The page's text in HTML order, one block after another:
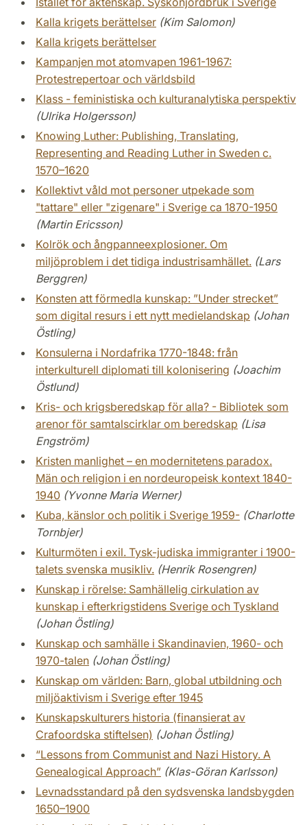
Kalla krigets berättelser (Kim Salomon)
Kalla krigets berättelser
Kampanjen mot atomvapen 1961-1967:
Protestrepertoar och världsbild
Klass - feministiska och kulturanalytiska perspektiv
(Ulrika Holgersson)
Knowing Luther: Publishing, Translating,
Representing and Reading Luther in Sweden c.
1570–1620
Kollektivt våld mot personer utpekade som
"tattare" eller "zigenare" i Sverige ca 1870-1950
(Martin Ericsson)
Kolrök och ångpanneexplosioner. Om
miljöproblem i det tidiga industrisamhället. (Lars
Berggren)
Konsten att förmedla kunskap: ”Under strecket”
som digital resurs i ett nytt medielandskap (Johan
Östling)
Konsulerna i Nordafrika 1770-1848: från
interkulturell diplomati till kolonisering (Joachim
Östlund)
Kris- och krigsberedskap för alla? - Bibliotek som
arenor för samtalscirklar om beredskap (Lisa
Engström)
Kristen manlighet – en modernitetens paradox.
Män och religion i en nordeuropeisk kontext 1840-
1940 (Yvonne Maria Werner)
Kuba, känslor och politik i Sverige 1959- (Charlotte
Tornbjer)
Kulturmöten i exil. Tysk-judiska immigranter i 1900-
talets svenska musikliv. (Henrik Rosengren)
Kunskap i rörelse: Samhällelig cirkulation av
kunskap i efterkrigstidens Sverige och Tyskland
(Johan Östling)
Kunskap och samhälle i Skandinavien, 1960- och
1970-talen (Johan Östling)
Kunskap om världen: Barn, global utbildning och
miljöaktivism i Sverige efter 1945
Kunskapskulturers historia (finansierat av
Crafoordska stiftelsen) (Johan Östling)
“Lessons from Communist and Nazi History. A
Genealogical Approach” (Klas-Göran Karlsson)
Levnadsstandard på den sydsvenska landsbygden
1650–1900